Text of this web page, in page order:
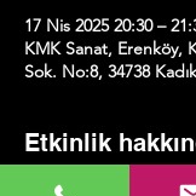
17 Nis 2025 20:30 –
KMK Sanat, Erenköy,
Sok. No:8, 34738
Etkinlik
KMK House Band: